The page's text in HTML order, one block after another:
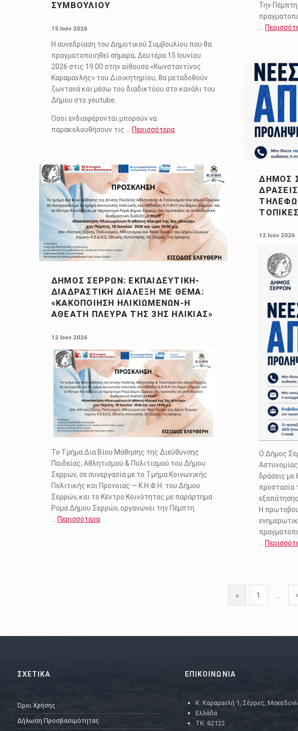
Την Πέμπτη
ΣΥΜΒΟΥΛΊΟΥ
15 Ιούν 2026
Η συνεδρίαση του Δημοτικού Συμβουλίου που θα
πραγματοποιηθεί σήμερα, Δευτέρα 15 Ιουνίου
2026 στις 19:00 στην αίθουσα «Κωνσταντίνος
Καραμανλής» του Διοικητηρίου, θα μεταδοθούν
ζωντανά και μέσω του διαδικτύου στο κανάλι του
Δήμου στο youtube.
Όσοι ενδιαφέρονται μπορούν να
παρακολουθήσουν τις …
Περισσότερα
ΔΉΜΟΣ
12 Ιούν 2026
Ο Δήμος
δράσεις με
προστασία
Η
…
ΔΉΜΟΣ ΣΕΡΡΏΝ: ΕΚΠΑΙΔΕΥΤΙΚΉ-
ΔΙΑΔΡΑΣΤΙΚΉ ΔΙΆΛΕΞΗ ΜΕ ΘΈΜΑ:
«ΚΑΚΟΠΟΊΗΣΗ ΗΛΙΚΙΩΜΈΝΩΝ-Η
ΑΘΈΑΤΗ ΠΛΕΥΡΆ ΤΗΣ 3ΗΣ ΗΛΙΚΊΑΣ»
12 Ιούν 2026
Το Τμήμα Δια Βίου Μάθησης της Διεύθυνσης
Παιδείας, Αθλητισμού & Πολιτισμού του Δήμου
Σερρών, σε συνεργασία με το Τμήμα Κοινωνικής
Πολιτικής και Πρόνοιας — Κ.Η.Φ.Η. του Δήμου
Σερρών, και το Κέντρο Κοινότητας με παράρτημα
Ρομά Δήμου Σερρών, οργανώνει την Πέμπτη
Περισσότερα
« 1
ΣΧΕΤΙΚΑ
Όροι Χρήσης
Δήλωση Προσβασιμότητας
ΕΠΙΚΟΙΝΩΝΙΑ
Κ. Καραμανλή 1, Σέρρες,
Ελλάδα
ΤΚ: 62122